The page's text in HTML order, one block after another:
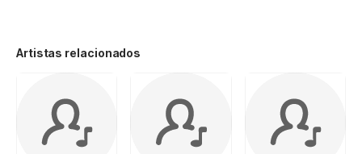
Artistas relacionados